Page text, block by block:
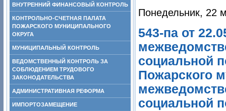
ВНУТРЕННИЙ ФИНАНСОВЫЙ КОНТРОЛЬ
КОНТРОЛЬНО-СЧЕТНАЯ ПАЛАТА
ПОЖАРСКОГО МУНИЦИПАЛЬНОГО
ОКРУГА
МУНИЦИПАЛЬНЫЙ КОНТРОЛЬ
ВЕДОМСТВЕННЫЙ КОНТРОЛЬ ЗА
СОБЛЮДЕНИЕМ ТРУДОВОГО
ЗАКОНОДАТЕЛЬСТВА
АДМИНИСТРАТИВНАЯ РЕФОРМА
ИМПОРТОЗАМЕЩЕНИЕ
Понедельник, 22
543-па от
социальной
Пожарского
социальной